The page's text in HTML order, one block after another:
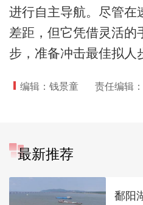
进行自主导航。尽管在
差距，但它凭借灵活的
步，准备冲击最佳拟人
编辑：钱景童 责任编辑
最新推荐
鄱阳